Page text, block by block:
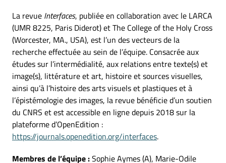
La revue Interfaces, publiée en collaboration avec le LARCA
(UMR 8225, Paris Diderot) et The College of the Holy Cross
(Worcester, MA., USA), est l’un des vecteurs de la
recherche effectuée au sein de l’équipe. Consacrée aux
études sur l’intermédialité, aux relations entre texte(s) et
image(s), littérature et art, histoire et sources visuelles,
ainsi qu’à l’histoire des arts visuels et plastiques et à
l’épistémologie des images, la revue bénéficie d’un soutien
du CNRS et est accessible en ligne depuis 2018 sur la
plateforme d’OpenEdition :
https://journals.openedition.org/interfaces.
Membres de l’équipe :Sophie Aymes (A), Marie-Odile